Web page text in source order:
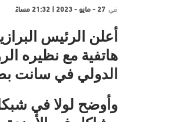
في 27 - مايو - 2023 | 21:32 مساءً
أعلن الرئيس
هاتفية مع نظيره
الدولي في سانت
وأوضح لولا في